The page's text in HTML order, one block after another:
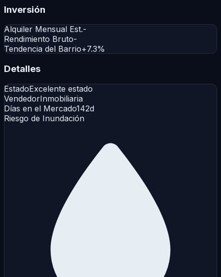
Inversión
Alquiler Mensual Est.-
Rendimiento Bruto-
Tendencia del Barrio+7.3%
Detalles
EstadoExcelente estado
VendedorInmobiliaria
Días en el Mercado142d
Riesgo de Inundación